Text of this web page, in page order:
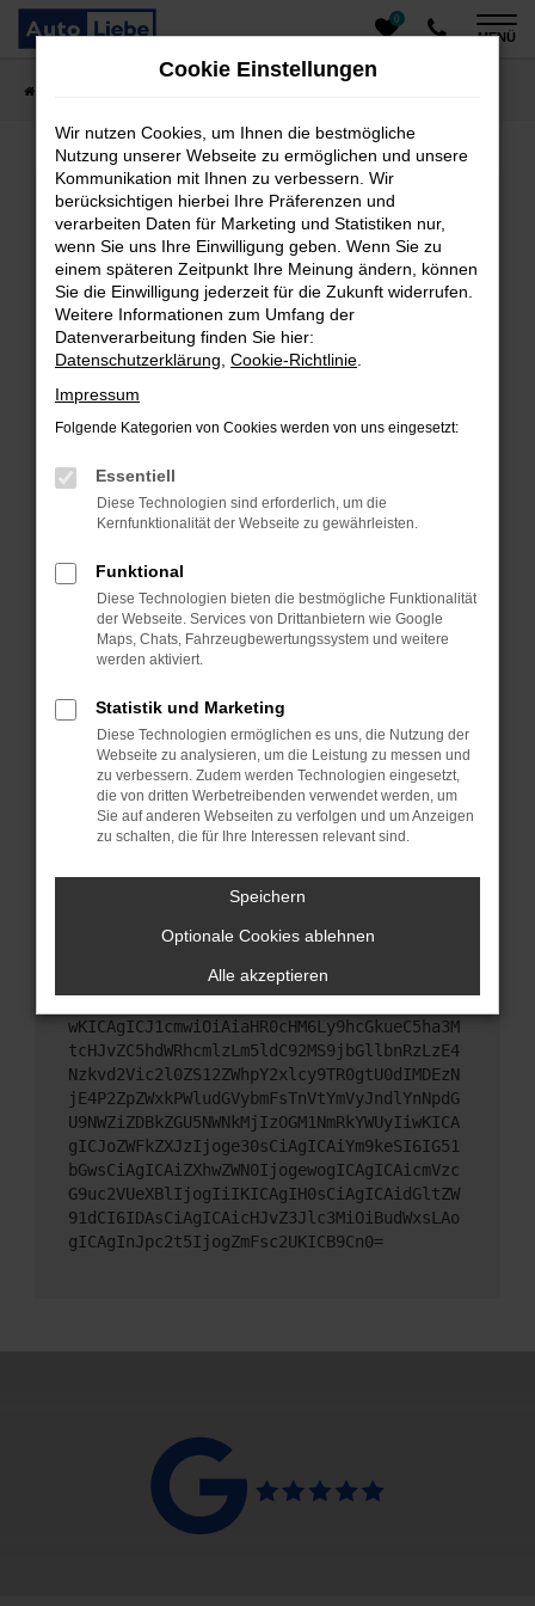
Zum
Hauptinhalt
0
MENÜ
Fehler: Network Error
Beim Laden ist ein Fehler aufgetreten.
Hier sind ein paar Tipps, die dir helfen können:
Überprüfe deine Firewall und deine
Internetverbindung.
Laden andere Webseiten, zum Beispiel deine
Suchmaschine?
Prüfe deine Browsererweiterungen.
das Laden bestimmter Seiten verhindern.
Funktioniert die Seite in einem anderen Browser
oder in einem privaten Fenster?
Das kann manchmal helfen, vorübergehende
Probleme zu beheben.
Stelle sicher, dass dein Browser und dein
Betriebssystem auf dem neuesten Stand sind.
Sicherheitsrisiko, sondern kann auch dazu führen,
dass bestimmte Funktionen nicht mehr
unterstützt werden.
Wende dich an den Webseitenbetreiber.
Wenn du alle oben genannten Schritte versucht
hast, kontaktiere uns bitte. Wir werden versuchen,
das Problem zu beheben. Du kannst uns diesen
Text schicken, um uns bei der Fehlersuche zu
unterstützen:
ewogICJuYW1lIjogIk5ldHdvcmtFcnJvciIsCiAgI
mNvbmZpZyI6IHsKICAgICJtZXRob2QiOiAiR0VUIi
wKICAgICJ1cmwiOiAiaHR0cHM6Ly9hcGkueC5ha3M
tcHJvZC5hdWRhcmlzLm5ldC92MS9jbGllbnRzLzE4
Nzkvd2Vic2l0ZS12ZWhpY2xlcy9TR0gtU0dIMDEzN
jE4P2ZpZWxkPWludGVybmFsTnVtYmVyJndlYnNpdG
U9NWZiZDBkZGU5NWNkMjIzOGM1NmRkYWUyIiwKICA
gICJoZWFkZXJzIjoge30sCiAgICAiYm9keSI6IG51
bGwsCiAgICAiZXhwZWN0IjogewogICAgICAicmVzc
G9uc2VUeXBlIjogIiIKICAgIH0sCiAgICAidGltZW
91dCI6IDAsCiAgICAicHJvZ3Jlc3MiOiBudWxsLAo
gICAgInJpc2t5IjogZmFsc2UKICB9Cn0=
Cookie Einstellungen
Wir nutzen Cookies, um Ihnen die bestmögliche
Nutzung unserer Webseite zu ermöglichen und unsere
Kommunikation mit Ihnen zu verbessern. Wir
berücksichtigen hierbei Ihre Präferenzen und
verarbeiten Daten für Marketing und Statistiken nur,
wenn Sie uns Ihre Einwilligung geben. Wenn Sie zu
einem späteren Zeitpunkt Ihre Meinung ändern, können
Sie die Einwilligung jederzeit für die Zukunft widerrufen.
Weitere Informationen zum Umfang der
Datenverarbeitung finden Sie hier:
Datenschutzerklärung Cookie-Richtlinie
Impressum
Folgende Kategorien von Cookies werden von uns eingesetzt:
Essentiell
Diese Technologien sind erforderlich, um die
Kernfunktionalität der Webseite zu gewährleisten.
Funktional
Diese Technologien bieten die bestmögliche Funktionalität
der Webseite. Services von Drittanbietern wie Google
Maps, Chats, Fahrzeugbewertungssystem und weitere
werden aktiviert.
Statistik und Marketing
Diese Technologien ermöglichen es uns, die Nutzung der
Webseite zu analysieren, um die Leistung zu messen und
zu verbessern. Zudem werden Technologien eingesetzt,
die von dritten Werbetreibenden verwendet werden, um
Sie auf anderen Webseiten zu verfolgen und um Anzeigen
zu schalten, die für Ihre Interessen relevant sind.
Speichern
Optionale Cookies ablehnen
Alle akzeptieren